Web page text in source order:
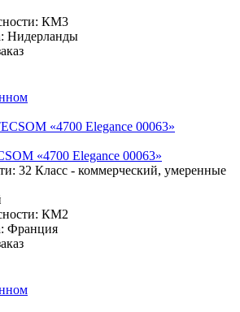
КМ3
Нидерланды
«4700 Elegance 00063»
32 Класс - коммерческий, умеренные
КМ2
Франция